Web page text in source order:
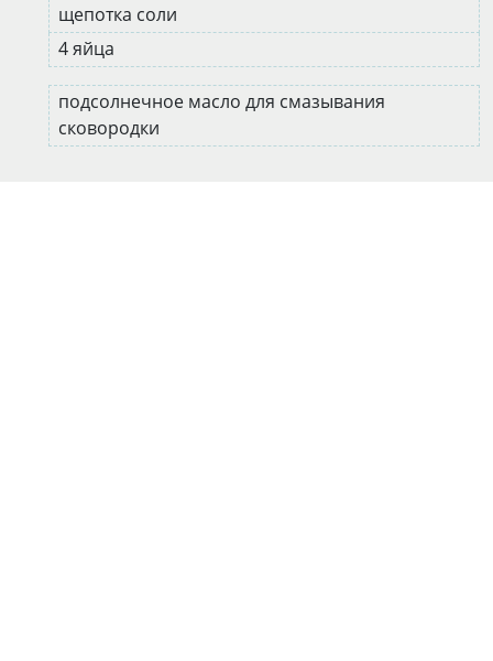
щепотка соли
4 яйца
подсолнечное масло для смазывания
сковородки